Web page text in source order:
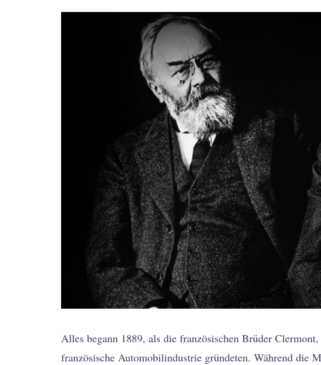
Alles begann 1889, als die französischen Brüder
französische Automobilindustrie gründeten. Während die